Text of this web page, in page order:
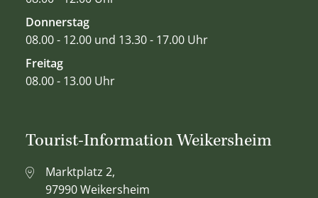
Donnerstag
08.00 - 12.00 und 13.30 - 17.00 Uhr
Freitag
08.00 - 13.00 Uhr
Tourist-Information Weikersheim
Marktplatz 2,
97990 Weikersheim